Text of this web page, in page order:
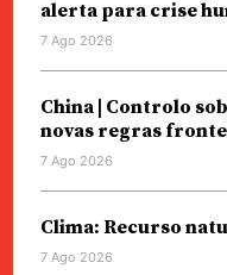
alerta para crise
7 Ago 2026
China | Controlo
novas regras
7 Ago 2026
Clima: Recurso
7 Ago 2026